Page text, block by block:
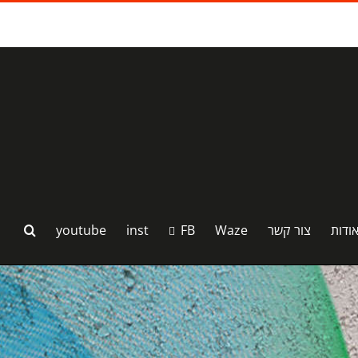
אודות צור קשר Waze
FB
inst
youtube